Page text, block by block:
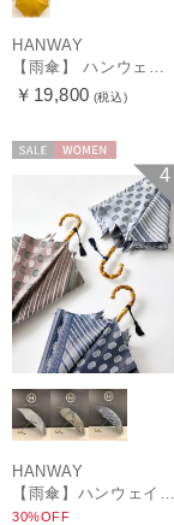
HANWAY
【雨傘】 ハンウェイ （HANWAY） Couturier クチュリエ 長傘 日本製
￥19,800 (税込)
4
HANWAY
30%OFF